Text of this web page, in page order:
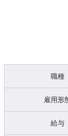
職種
雇用形
給与